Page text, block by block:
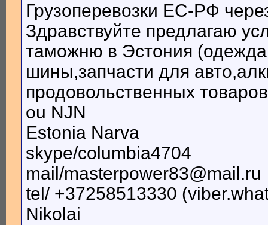
Грузоперевозки ЕС-РФ
Здравствуйте предлагаю
таможню в Эстония
шины,запчасти для
продовольственных
ou NJN
Estonia Narva
skype/columbia4704
mail/masterpower83@mail.ru
tel/ +37258513330
Nikolai